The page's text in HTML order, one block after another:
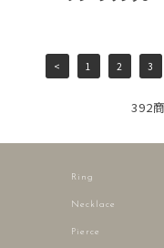
< 1 2 3
392
Ring
Necklace
Pierce